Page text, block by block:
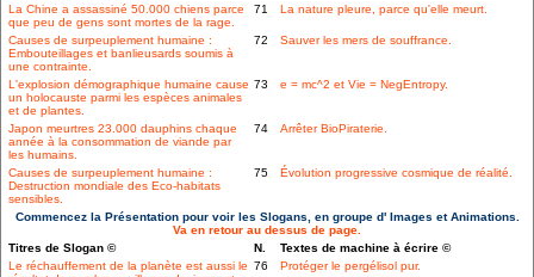
La Chine a assassiné 50.000 chiens parce
que peu de gens sont mortes de la rage.
71 La nature pleure, parce qu'elle meurt.
Causes de surpeuplement humaine :
Embouteillages et banlieusards soumis à
une contrainte.
72 Sauver les mers de souffrance.
L'explosion démographique humaine cause
un holocauste parmi les espèces animales
et de plantes.
73 e = mc^2 et Vie = NegEntropy.
Japon meurtres 23.000 dauphins chaque
année à la consommation de viande par
les humains.
74 Arrêter BioPiraterie.
Causes de surpeuplement humaine :
Destruction mondiale des Eco-habitats
sensibles.
75 Évolution progressive cosmique de réalité.
Commencez la Présentation pour voir les Slogans, en groupe d' Images et Animations.
Va en retour au dessus de page.
Titres de Slogan ©
N.
Textes de machine à écrire ©
Le réchauffement de la planète est aussi le 76 Protéger le pergélisol pur.